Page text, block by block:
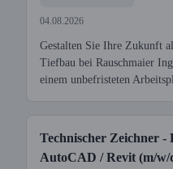
04.08.2026
Gestalten Sie Ihre Zukunft
Tiefbau bei Rauschmaier
einem unbefristeten
Technischer Zeichner
AutoCAD / Revit (m/w/